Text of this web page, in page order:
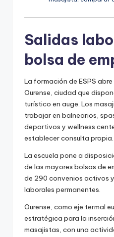
Salidas
bolsa de
La formación de ESPS
Ourense, ciudad que
turístico en auge. Los
trabajar en balnearios,
deportivos y wellness
establecer consulta propia.
La escuela pone a
de las mayores bolsas de
de 290 convenios activos
laborales permanentes.
Ourense, como eje termal
estratégica para la
masajistas, con una